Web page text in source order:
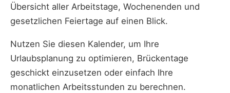
Übersicht aller Arbeitstage, Wochenenden und
gesetzlichen Feiertage auf einen Blick.
Nutzen Sie diesen Kalender, um Ihre
Urlaubsplanung zu optimieren, Brückentage
geschickt einzusetzen oder einfach Ihre
monatlichen Arbeitsstunden zu berechnen.